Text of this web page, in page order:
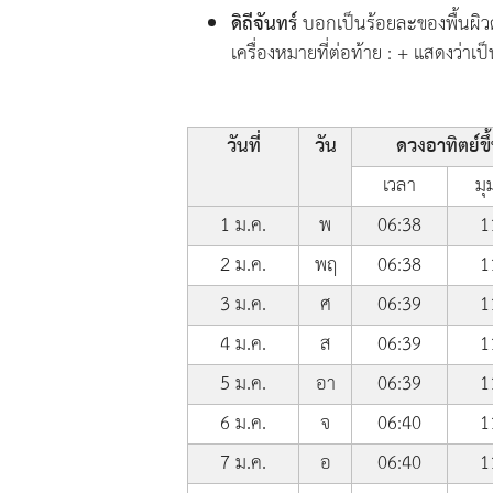
ดิถีจันทร์บอกเป็นร้อยละของพื้นผิ
เครื่องหมายที่ต่อท้าย : + แสดงว่าเ
วันที่ วัน
ดวงอาทิตย์
เวลา
1 ม.ค.
พ 06:38
2 ม.ค.
พฤ 06:38
3 ม.ค.
ศ 06:39
4 ม.ค.
ส 06:39
5 ม.ค.
อา 06:39
6 ม.ค.
จ 06:40
7 ม.ค.
อ 06:40